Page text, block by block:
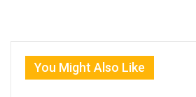
You Might Also Like